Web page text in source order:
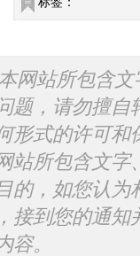
网站所包含
题，请勿擅自
形式的许可和
站所包含文字
的，如您认为
接到您的通知
容。